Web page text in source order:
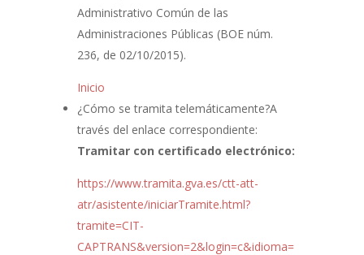
Administrativo Común de las
Administraciones Públicas (BOE núm.
236, de 02/10/2015).
Inicio
¿Cómo se tramita telemáticamente?A
través del enlace correspondiente:
Tramitar con certificado electrónico:
https://www.tramita.gva.es/ctt-att-
atr/asistente/iniciarTramite.html?
tramite=CIT-
CAPTRANS&version=2&login=c&idioma=